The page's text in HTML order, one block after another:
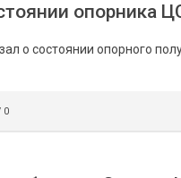
опорника
о состоянии опорного
0